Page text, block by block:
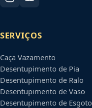
SERVIÇOS
Caça Vazamento
Desentupimento de Pia
Desentupimento de Ralo
Desentupimento de Vaso
Desentupimento de Esgoto